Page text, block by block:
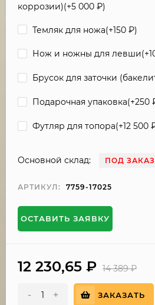
коррозии)(+5 000 ₽)
Темляк для ножа(+150 ₽)
Нож и ножны для левши(+
Брусок для заточки
Подарочная упаковка(+250
Футляр для топора(+12 500
Основной склад: ПОД ЗАКАЗ
АРТИКУЛ: 7759-17025
ОСТАВИТЬ ЗАЯВКУ
12 230,65 ₽ 14 389₽
- + ЗАКАЗАТЬ